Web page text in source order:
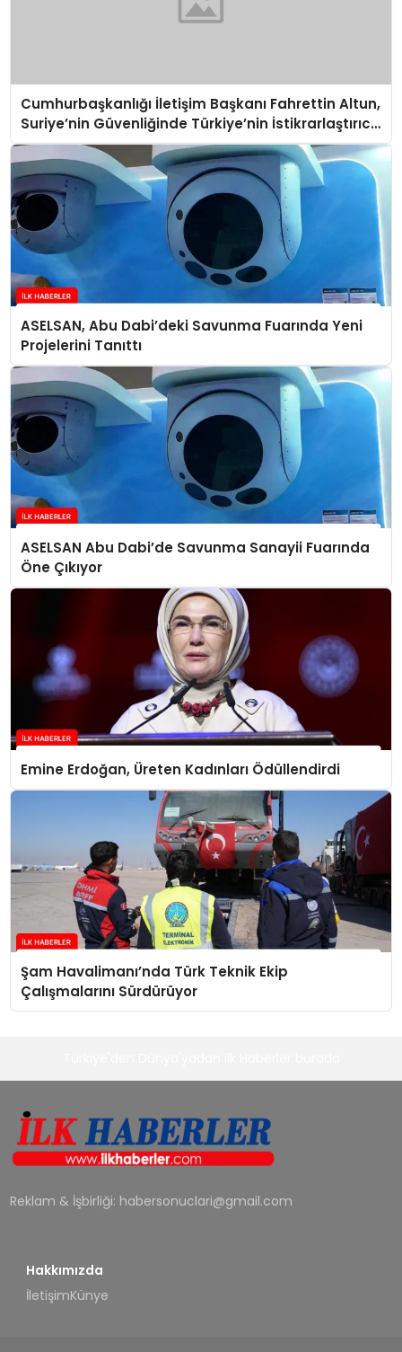
Cumhurbaşkanlığı İletişim Başkanı Fahrettin Altun,
Suriye’nin Güvenliğinde Türkiye’nin İstikrarlaştırıcı
Gücü Paneli’nde Konuştu
ASELSAN, Abu Dabi’deki Savunma Fuarında Yeni
Projelerini Tanıttı
ASELSAN Abu Dabi’de Savunma Sanayii Fuarında
Öne Çıkıyor
Emine Erdoğan, Üreten Kadınları Ödüllendirdi
Şam Havalimanı’nda Türk Teknik Ekip
Çalışmalarını Sürdürüyor
Reklam & İşbirliği: habersonuclari@gmail.com
Hakkımızda
İletişimKünye